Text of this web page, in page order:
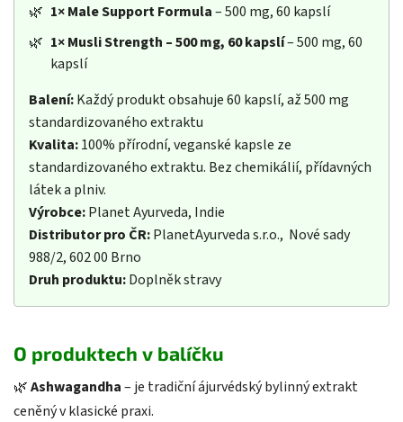
🌿 1×Male Support Formula– 500 mg, 60 kapslí
🌿 1×Musli Strength – 500 mg, 60 kapslí– 500 mg, 60
kapslí
Balení:Každý produkt obsahuje 60 kapslí, až 500 mg
standardizovaného extraktu
Kvalita:100% přírodní, veganské kapsle ze
standardizovaného extraktu. Bez chemikálií, přídavných
látek a plniv.
Výrobce:Planet Ayurveda, Indie
Distributor pro ČR:PlanetAyurveda s.r.o., Nové sady
988/2, 602 00 Brno
Druh produktu:Doplněk stravy
O produktech v balíčku
🌿Ashwagandha– je tradiční ájurvédský bylinný extrakt
ceněný v klasické praxi.